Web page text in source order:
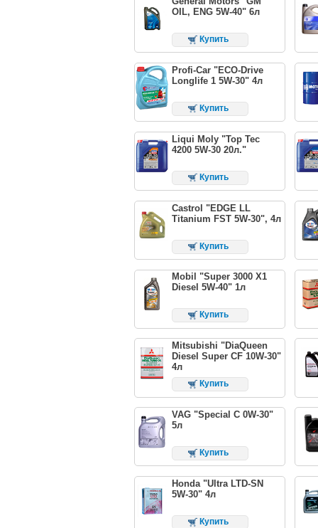
OIL, ENG 5W-40" 6л
Купить
Profi-Car "ECO-Drive
Longlife 1 5W-30" 4л
Купить
Liqui Moly "Top Tec
4200 5W-30 20л."
Купить
Castrol "EDGE LL
Titanium FST 5W-30", 4л
Купить
Mobil "Super 3000 X1
Diesel 5W-40" 1л
Купить
Mitsubishi "DiaQueen
Diesel Super CF 10W-30"
4л
Купить
VAG "Special C 0W-30"
5л
Купить
Honda "Ultra LTD-SN
5W-30" 4л
Купить